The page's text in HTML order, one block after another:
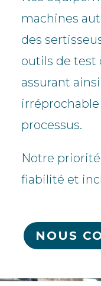
machines
des
outils de test
assurant
processus.
Notre
fiabilité et
NOUS